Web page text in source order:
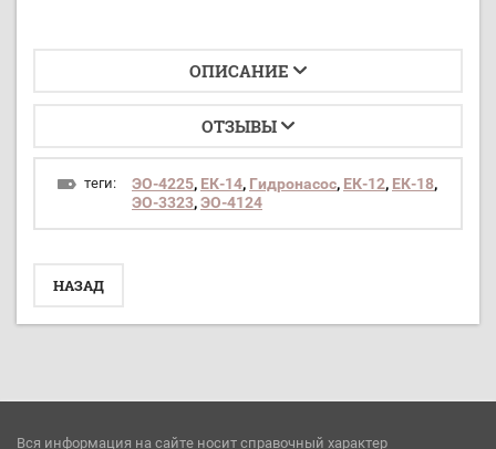
ОПИСАНИЕ
ОТЗЫВЫ
теги: ЭО-4225, ЕК-14, Гидронасос, ЕК-12, ЕК-18,
ЭО-3323,ЭО-4124
НАЗАД
Вся информация на сайте носит справочный характер